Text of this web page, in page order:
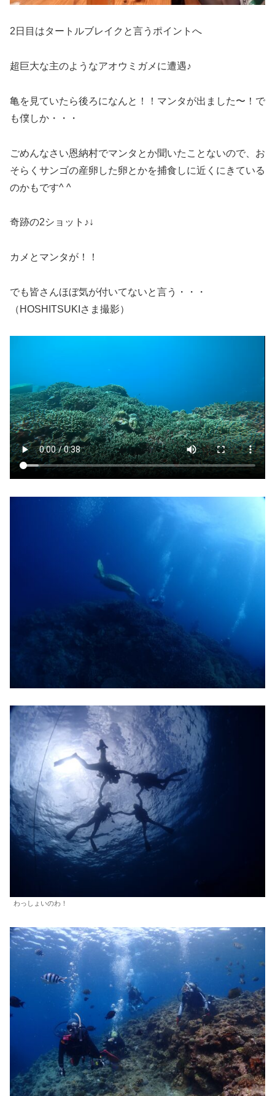
2日目はタートルブレイクと言うポイントへ
超巨大な主のようなアオウミガメに遭遇♪
亀を見ていたら後ろになんと！！マンタが出ました〜！で
も僕しか・・・
ごめんなさい恩納村でマンタとか聞いたことないので、お
そらくサンゴの産卵した卵とかを捕食しに近くにきている
のかもです^ ^
奇跡の2ショット♪↓
カメとマンタが！！
でも皆さんほぼ気が付いてないと言う・・・
（HOSHITSUKIさま撮影）
わっしょいのわ！